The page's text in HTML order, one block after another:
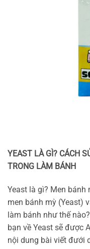
YEAST LÀ GÌ? CÁCH
TRONG LÀM BÁNH
Yeast là gì? Men
men bánh mỳ (Yeast)
làm bánh như thế
bạn về Yeast sẽ được
nội dung bài viết đưới